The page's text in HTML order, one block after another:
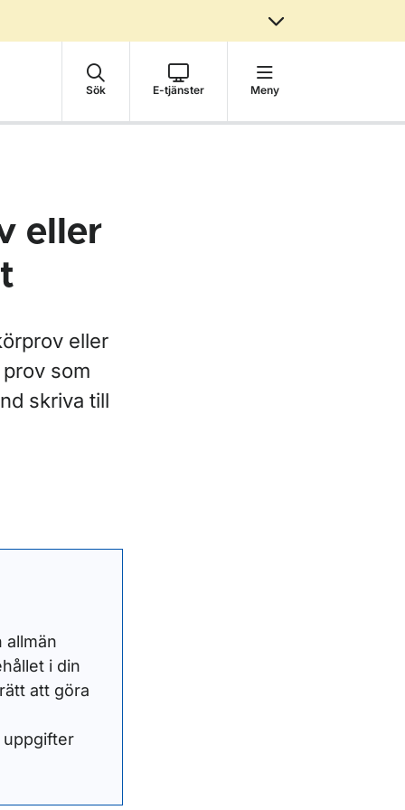
Sök E-tjänster Meny
eller
eller
som
skriva till
allmän
i din
att göra
uppgifter